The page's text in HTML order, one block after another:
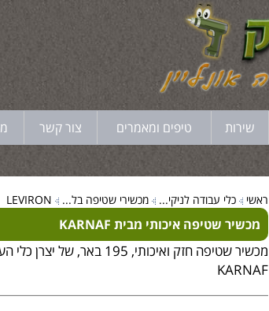
שירות טיפים ומאמרים צור קשר
ראשי כלי עבודה לניקי... מכשירי שטיפה בל... LEVIRON
מכשיר שטיפה איכותי מבית KARNAF
מכשיר שטיפה חזק ואיכותי, 195 באר, של
KARNAF